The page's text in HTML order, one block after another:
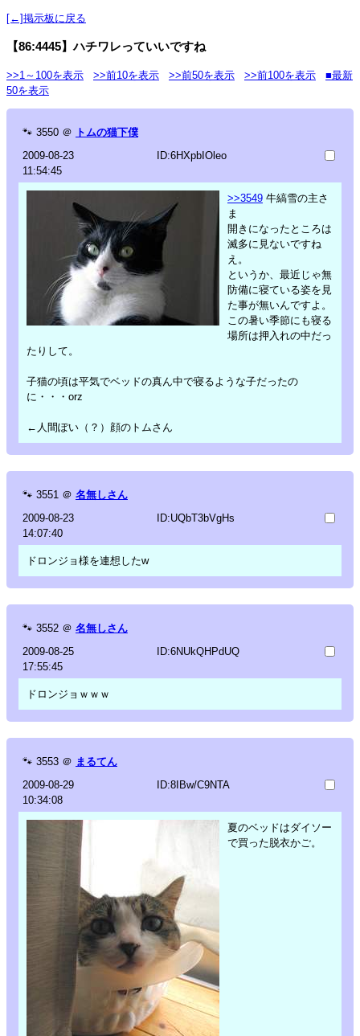
[←]掲示板に戻る
【86:4445】ハチワレっていいですね
>>1～100を表示 >>前10を表示 >>前50を表示 >>前100を表示
■最新
50を表示
🐾 3550 ＠ トムの猫下僕
2009-08-23
11:54:45
ID:6HXpbIOleo
>>3549 牛縞雪の主さ
ま
開きになったところは
滅多に見ないですね
え。
というか、最近じゃ無
防備に寝ている姿を見
た事が無いんですよ。
この暑い季節にも寝る
場所は押入れの中だっ
たりして。
子猫の頃は平気でベッドの真ん中で寝るような子だったの
に・・・orz
←人間ぽい（？）顔のトムさん
🐾 3551 ＠ 名無しさん
2009-08-23
14:07:40
ID:UQbT3bVgHs
ドロンジョ様を連想したw
🐾 3552 ＠ 名無しさん
2009-08-25
17:55:45
ID:6NUkQHPdUQ
ドロンジョｗｗｗ
🐾 3553 ＠ まるてん
2009-08-29
10:34:08
ID:8IBw/C9NTA
夏のベッドはダイソー
で買った脱衣かご。